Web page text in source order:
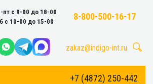
пт с 9-00 до 18-00
с 10-00 до 15-00
8-800-500-16-17
zakaz@indigo-int.ru
+7 (4872) 250-442